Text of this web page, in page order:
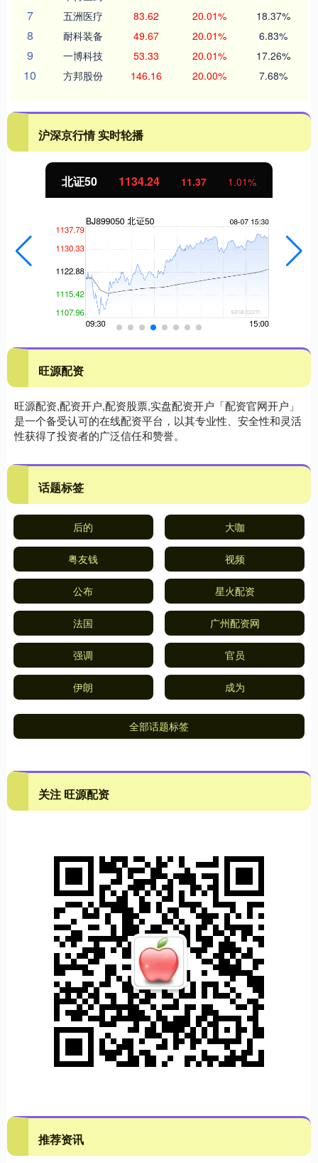
7 五洲医疗 83.62 20.01% 18.37%
8 耐科装备 49.67 20.01% 6.83%
9 一博科技 53.33 20.01% 17.26%
10 方邦股份 146.16 20.00% 7.68%
沪深京行情 实时轮播
北证50 1134.24 11.37 1.01%
旺源配资
旺源配资,配资开户,配资股票,实盘配资开户「配资官网开户」
是一个备受认可的在线配资平台，以其专业性、安全性和灵活
性获得了投资者的广泛信任和赞誉。
话题标签
后的 大咖
粤友钱 视频
公布 星火配资
法国 广州配资网
强调 官员
伊朗 成为
全部话题标签
关注 旺源配资
推荐资讯